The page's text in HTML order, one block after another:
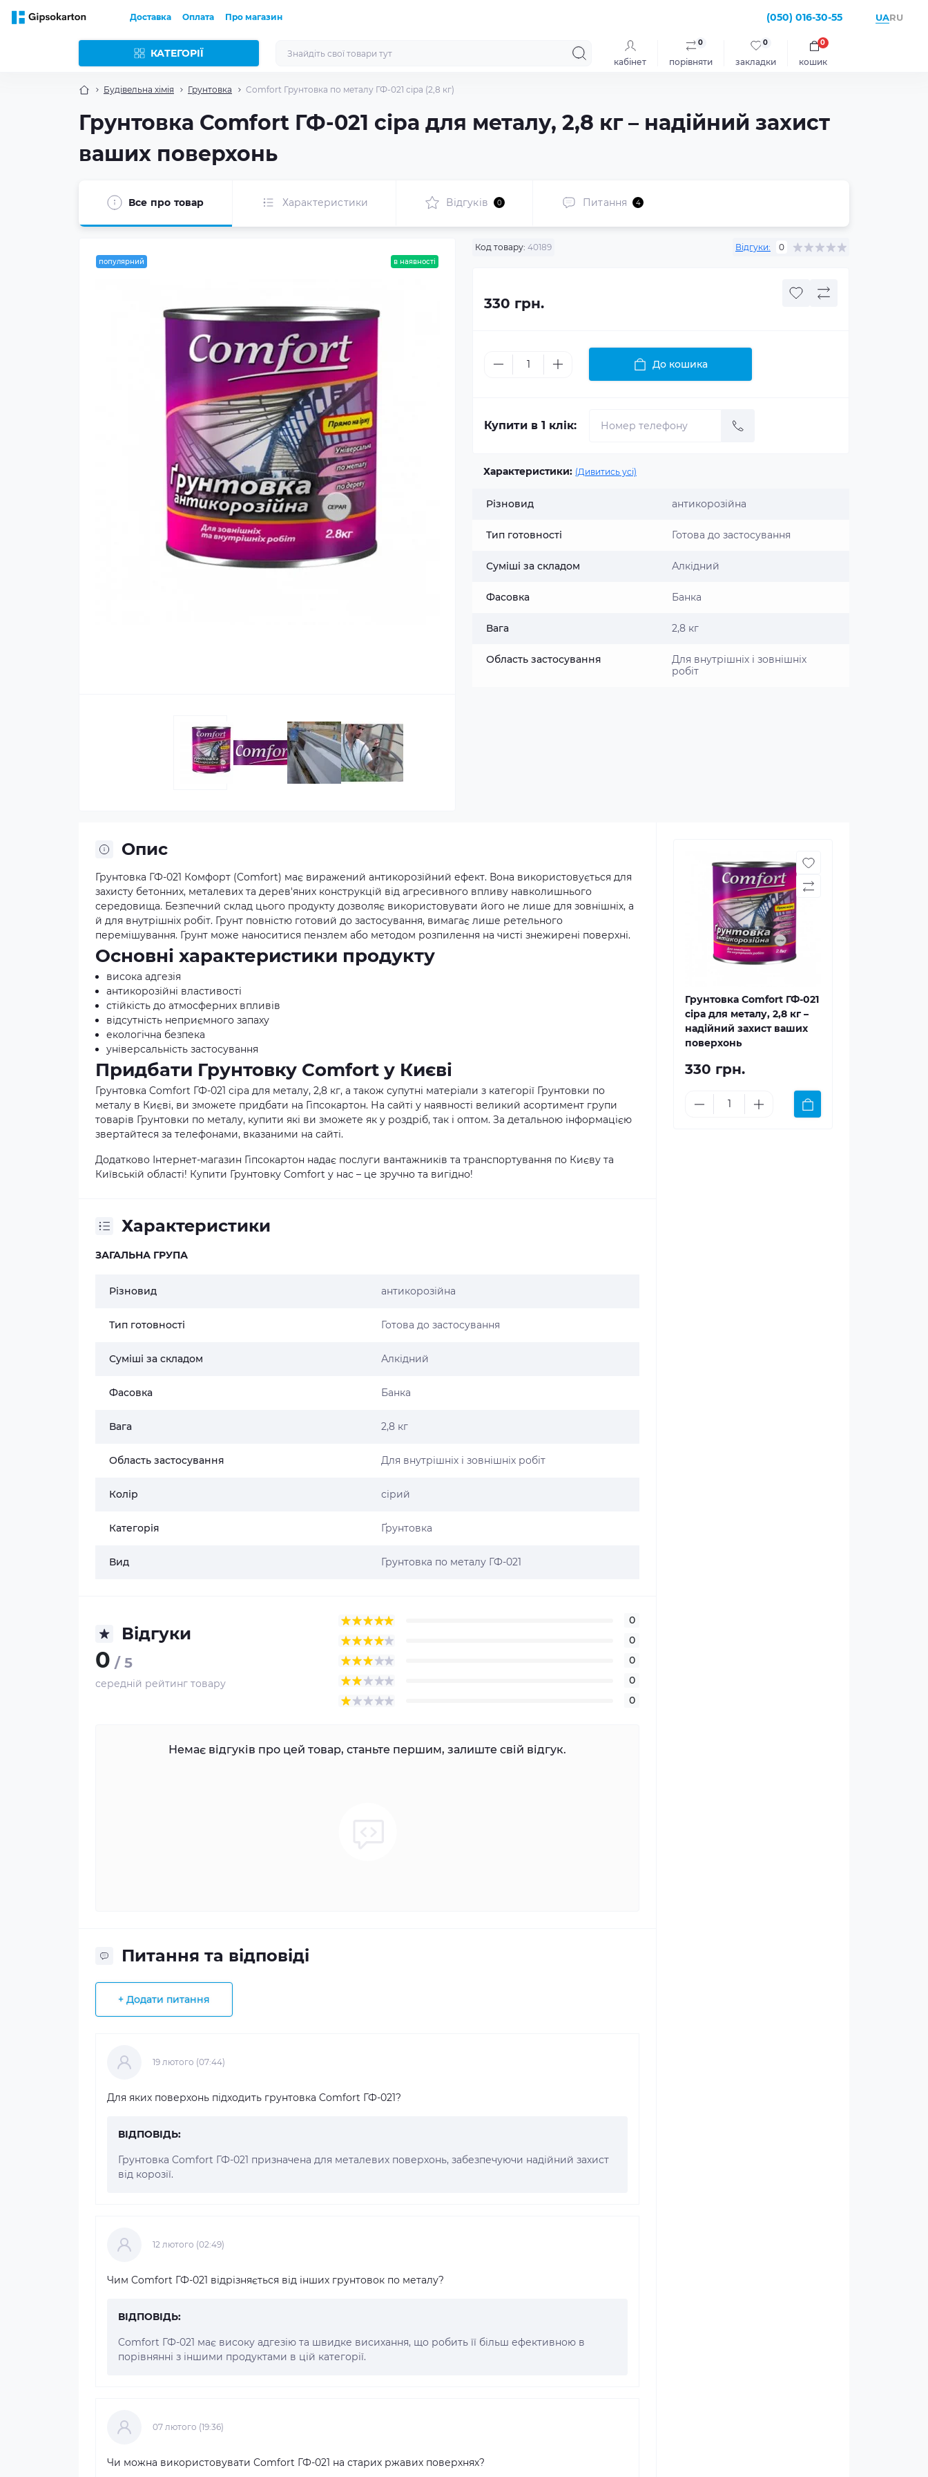
Доставка Оплата Про магазин (050) 016-30-55 UARU
КАТЕГОРІЇ
кабінет порівняти
0
закладки
0
кошик
0
Будівельна хімія Грунтовка Comfort Грунтовка по металу ГФ-021 сіра (2,8 кг)
Грунтовка Comfort ГФ-021 сіра для металу, 2,8 кг – надійний захист
ваших поверхонь
Все про товар Характеристики Відгуків 0 Питання 4
популярний в наявності
Код товару: 40189 Відгуки: 0
330 грн.
До кошика
Купити в 1 клік:
Характеристики: (Дивитись усі)
Різновид антикорозійна
Тип готовності Готова до застосування
Суміші за складом Алкідний
Фасовка Банка
Вага 2,8 кг
Область застосування
Для внутрішніх і зовнішніх
робіт
Опис
Грунтовка ГФ-021 Комфорт (Comfort) має виражений антикорозійний ефект. Вона використовується для
захисту бетонних, металевих та дерев'яних конструкцій від агресивного впливу навколишнього
середовища. Безпечний склад цього продукту дозволяє використовувати його не лише для зовнішніх, а
й для внутрішніх робіт. Грунт повністю готовий до застосування, вимагає лише ретельного
перемішування. Грунт може наноситися пензлем або методом розпилення на чисті знежирені поверхні.
Основні характеристики продукту
висока адгезія
антикорозійні властивості
стійкість до атмосферних впливів
відсутність неприємного запаху
екологічна безпека
універсальність застосування
Придбати Грунтовку Comfort у Києві
Грунтовка Comfort ГФ-021 сіра для металу, 2,8 кг, а також супутні матеріали з категорії Грунтовки по
металу в Києві, ви зможете придбати на Гіпсокартон. На сайті у наявності великий асортимент групи
товарів Грунтовки по металу, купити які ви зможете як у роздріб, так і оптом. За детальною інформацією
звертайтеся за телефонами, вказаними на сайті.
Додатково Інтернет-магазин Гіпсокартон надає послуги вантажників та транспортування по Києву та
Київській області! Купити Грунтовку Comfort у нас – це зручно та вигідно!
Характеристики
ЗАГАЛЬНА ГРУПА
Різновид антикорозійна
Тип готовності Готова до застосування
Суміші за складом Алкідний
Фасовка Банка
Вага 2,8 кг
Область застосування Для внутрішніх і зовнішніх робіт
Колір сірий
Категорія Ґрунтовка
Вид Грунтовка по металу ГФ-021
Відгуки
0 / 5
середній рейтинг товару
0
0
0
0
0
Немає відгуків про цей товар, станьте першим, залиште свій відгук.
Питання та відповіді
+ Додати питання
19 лютого (07:44)
Для яких поверхонь підходить грунтовка Comfort ГФ-021?
ВІДПОВІДЬ:
Грунтовка Comfort ГФ-021 призначена для металевих поверхонь, забезпечуючи надійний захист
від корозії.
12 лютого (02:49)
Чим Comfort ГФ-021 відрізняється від інших грунтовок по металу?
ВІДПОВІДЬ:
Comfort ГФ-021 має високу адгезію та швидке висихання, що робить її більш ефективною в
порівнянні з іншими продуктами в цій категорії.
07 лютого (19:36)
Чи можна використовувати Comfort ГФ-021 на старих ржавих поверхнях?
Грунтовка Comfort ГФ-021
сіра для металу, 2,8 кг –
надійний захист ваших
поверхонь
330 грн.